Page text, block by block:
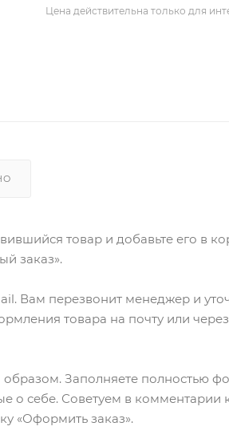
Цена действительна только для
товар и добавьте его в
заказ».
Вам перезвонит менеджер и
товара на почту или
Заполняете полностью
о себе. Советуем в комментарии
«Оформить заказ».